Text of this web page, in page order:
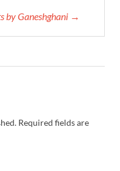
by Ganeshghani →
Required fields are